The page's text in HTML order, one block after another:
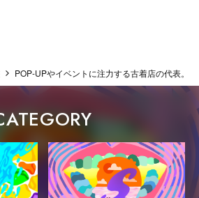
POP-UPやイベントに注力する古着店の代表。